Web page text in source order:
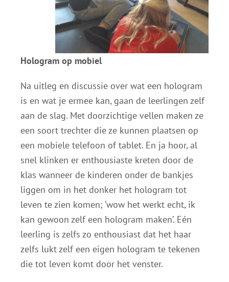
Hologram op mobiel
Na uitleg en discussie over wat een hologram
is en wat je ermee kan, gaan de leerlingen zelf
aan de slag. Met doorzichtige vellen maken ze
een soort trechter die ze kunnen plaatsen op
een mobiele telefoon of tablet. En ja hoor, al
snel klinken er enthousiaste kreten door de
klas wanneer de kinderen onder de bankjes
liggen om in het donker het hologram tot
leven te zien komen; ‘wow het werkt echt, ik
kan gewoon zelf een hologram maken’. Eén
leerling is zelfs zo enthousiast dat het haar
zelfs lukt zelf een eigen hologram te tekenen
die tot leven komt door het venster.